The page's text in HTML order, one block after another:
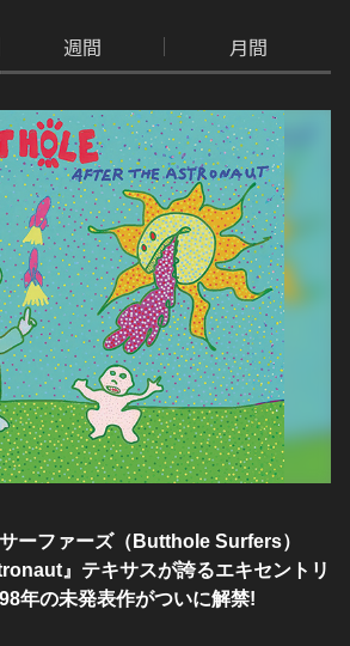
週間 月間
ーファーズ（Butthole Surfers）
』テキサスが誇るエキセントリ
年の未発表作がついに解禁!